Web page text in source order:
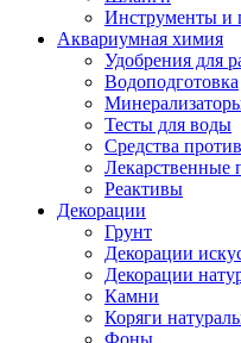
Инструменты и
Аквариумная химия
Удобрения для
Водоподготовка
Тесты для воды
Средства
Лекарственные
Реактивы
Декорации
Грунт
Декорации
Декорации
Камни
Коряги
Фоны